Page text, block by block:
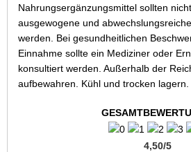
Nahrungsergänzungsmittel sollten
ausgewogene und
werden. Bei gesundheitlichen
Einnahme sollte ein Mediziner oder
konsultiert werden. Außerhalb der
aufbewahren. Kühl und trocken lagern.
4,50/5